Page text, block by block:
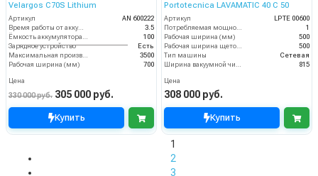
Velargos C70S Lithium
Артикул
AN 600222
Время работы от аккумуляторов (ч)
3.5
Ёмкость аккумулятора (Ач)
100
Зарядное устройство
Есть
Максимальная производительность (кв.м/час)
3500
Рабочая ширина (мм)
700
Цена
330 000 руб. 305 000 руб.
Купить
Portotecnica LAVAMATIC 40 C 50
Артикул
LPTE 00600
Потребляемая мощность (кВт)
1
Рабочая ширина (мм)
500
Рабочая ширина щеток (мм)
500
Тип машины
Сетевая
Ширина вакуумной чистки (мм)
815
Цена
308 000 руб.
Купить
1
2
3